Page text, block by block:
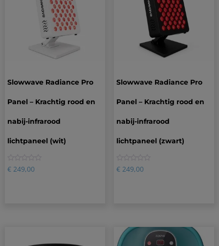
Slowwave Radiance Pro
Panel – Krachtig rood en
nabij-infrarood
lichtpaneel (wit)
0
€ 249,00
Slowwave Radiance Pro
Panel – Krachtig rood en
nabij-infrarood
lichtpaneel (zwart)
0
€249,00